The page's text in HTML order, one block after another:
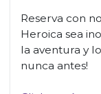
Reserva con
Heroica sea
la aventura y
nunca antes!